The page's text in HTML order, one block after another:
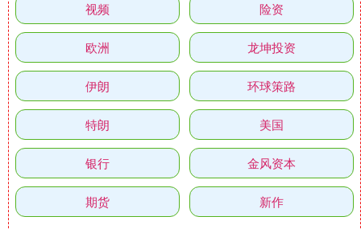
视频 险资
欧洲 龙坤投资
伊朗 环球策路
特朗 美国
银行 金风资本
期货 新作